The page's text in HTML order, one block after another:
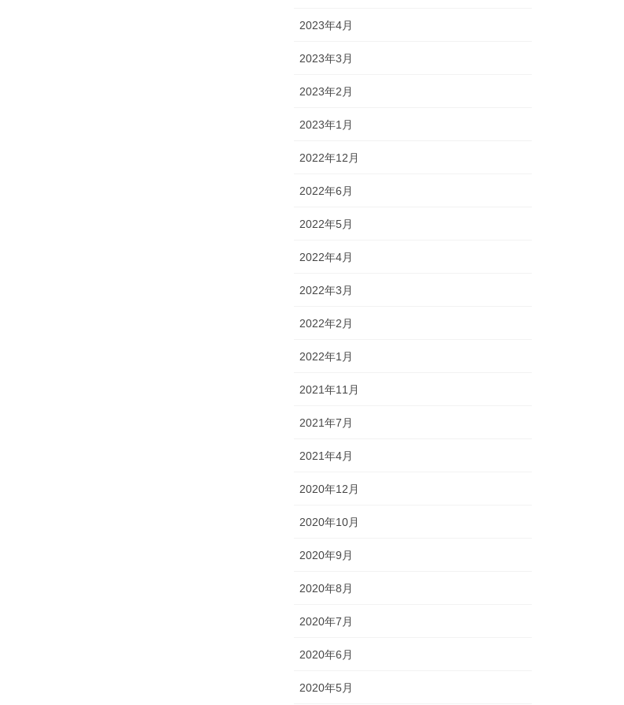
2023年4月
2023年3月
2023年2月
2023年1月
2022年12月
2022年6月
2022年5月
2022年4月
2022年3月
2022年2月
2022年1月
2021年11月
2021年7月
2021年4月
2020年12月
2020年10月
2020年9月
2020年8月
2020年7月
2020年6月
2020年5月